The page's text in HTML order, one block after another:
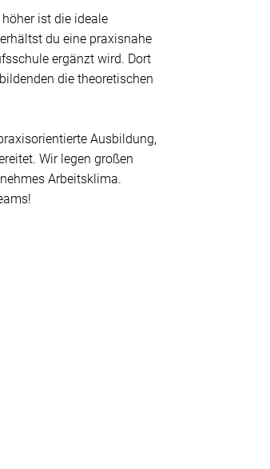
ist die ideale
du eine praxisnahe
ergänzt wird. Dort
die theoretischen
Ausbildung,
Wir legen großen
Arbeitsklima.